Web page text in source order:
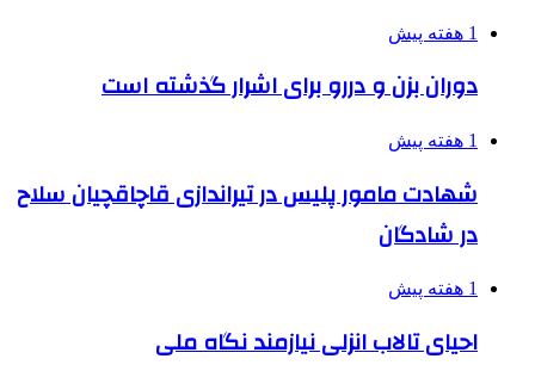
1 هفته پیش
دوران بزن و دررو برای اشرار گذشته است
1 هفته پیش
شهادت مامور پلیس در تیراندازی قاچاقچیان سلاح
در شادگان
1 هفته پیش
احیای تالاب انزلی نیازمند نگاه ملی